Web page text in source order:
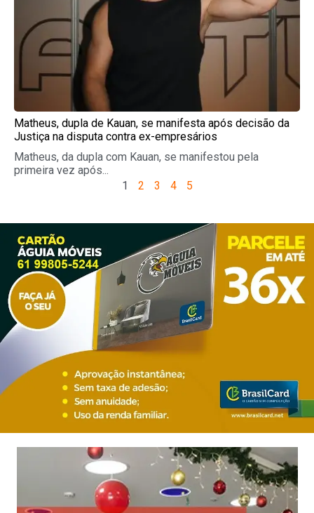
Matheus, dupla de Kauan, se manifesta após decisão da
Justiça na disputa contra ex-empresários
Matheus, da dupla com Kauan, se manifestou pela
primeira vez após...
1 2 3 4 5